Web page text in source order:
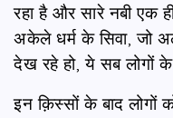
रहा है और सारे नबी एक
अकेले धर्म के सिवा, जो
देख रहे हो, ये सब लोगों
इन क़िस्सों के बाद लोगों